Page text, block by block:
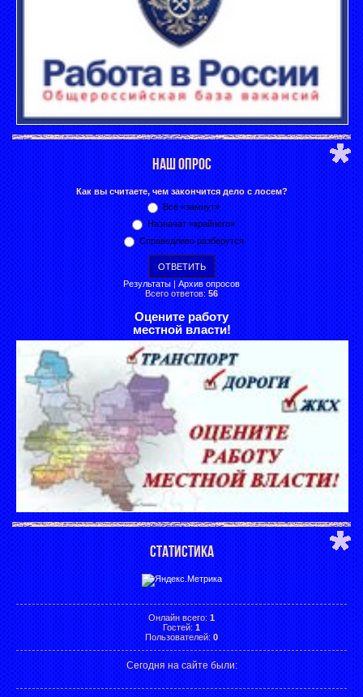
НАШ ОПРОС
Как вы считаете, чем закончится дело с лосем?
Всё «замнут»
Назначат «крайнего»
Справедливо разберутся
Результаты | Архив опросов
Всего ответов: 56
Оцените работу
местной власти!
СТАТИСТИКА
Онлайн всего: 1
Гостей: 1
Пользователей: 0
Сегодня на сайте были: